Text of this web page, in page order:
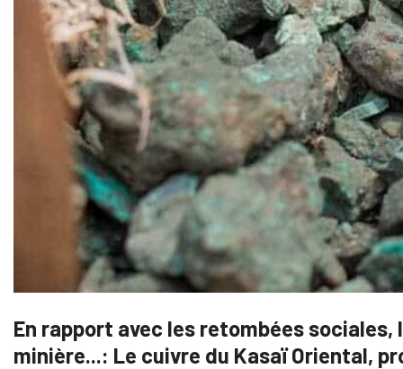
En rapport avec les retombées
minière...: Le cuivre du Kasaï Oriental,